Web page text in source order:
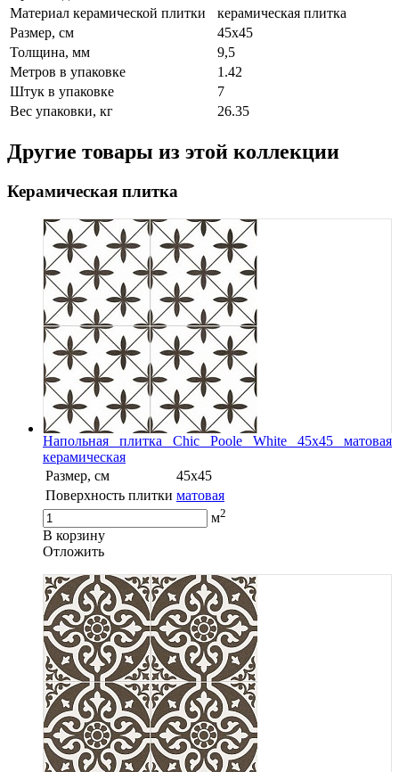
Материал керамической плитки
керамическая плитка
Размер, см
45x45
Толщина, мм
9,5
Метров в упаковке
1.42
Штук в упаковке
7
Вес упаковки, кг
26.35
Другие товары из этой коллекции
Керамическая плитка
Напольная плитка Chic Poole White 45x45 матовая
керамическая
Размер, см
45x45
Поверхность плитки матовая
м2
В корзину
Oтложить